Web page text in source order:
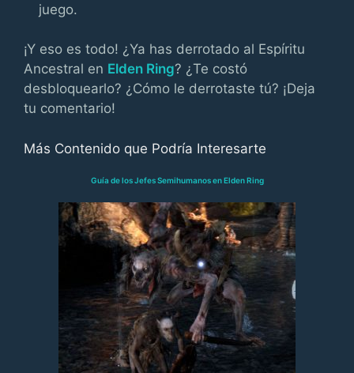
juego.
¡Y eso es todo! ¿Ya has derrotado al Espíritu
Ancestral en Elden Ring? ¿Te costó
desbloquearlo? ¿Cómo le derrotaste tú? ¡Deja
tu comentario!
Más Contenido que Podría Interesarte
Guía de los Jefes Semihumanos en Elden Ring